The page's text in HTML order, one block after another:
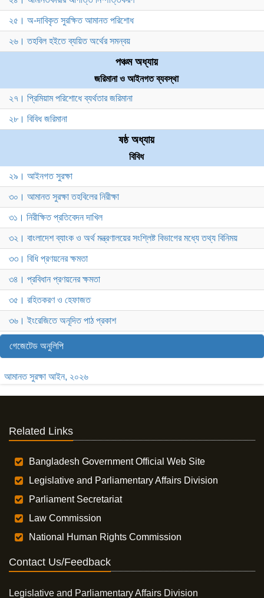
২৫। অ-দাবিকৃত সুরক্ষিত আমানত পরিশোধ
২৬। তহবিল হইতে ব্যয়িত অর্থের সমন্বয়
পঞ্চম অধ্যায়
জরিমানা ও আইনগত ব্যবস্থা
২৭। প্রিমিয়াম পরিশোধে ব্যর্থতার জরিমানা
২৮। বিবিধ জরিমানা
ষষ্ঠ অধ্যায়
বিবিধ
২৯। আইনগত সুরক্ষা
৩০। আমানত সুরক্ষা তহবিলের নিরীক্ষা
৩১। নিরীক্ষিত প্রতিবেদন দাখিল
৩২। বাংলাদেশ ব্যাংক ও অর্থ মন্ত্রণালয়ের সংশ্লিষ্ট বিভাগের মধ্যে তথ্য বিনিময়
৩৩। বিধি প্রণয়নের ক্ষমতা
৩৪। প্রবিধান প্রণয়নের ক্ষমতা
৩৫। রহিতকরণ ও হেফাজত
৩৬। ইংরেজিতে অনূদিত পাঠ প্রকাশ
গেজেটেড অনুলিপি
আমানত সুরক্ষা আইন, ২০২৬
Related Links
Bangladesh Government Official Web Site
Legislative and Parliamentary Affairs Division
Parliament Secretariat
Law Commission
National Human Rights Commission
Contact Us/Feedback
Legislative and Parliamentary Affairs Division